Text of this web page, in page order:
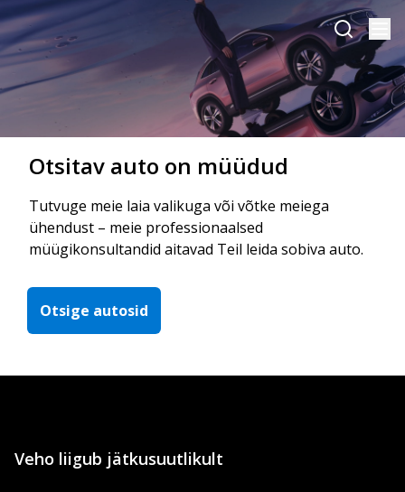
Otsitav auto on müüdud
Tutvuge meie laia valikuga või võtke meiega
ühendust – meie professionaalsed
müügikonsultandid aitavad Teil leida sobiva auto.
Otsige autosid
Veho liigub jätkusuutlikult